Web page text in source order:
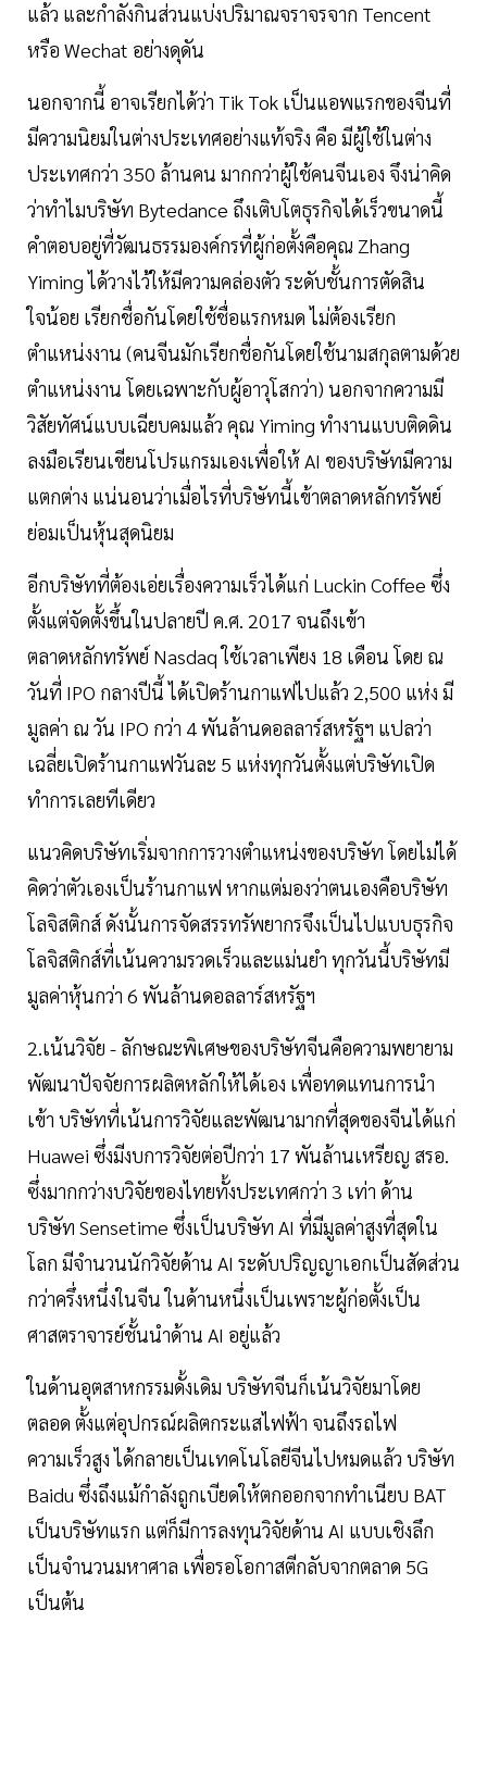
แล้ว และกำลังกินส่วนแบ่งปริมาณจราจรจาก Tencent
หรือ Wechat อย่างดุดัน
นอกจากนี้ อาจเรียกได้ว่า Tik Tok เป็นแอพแรกของจีนที่
มีความนิยมในต่างประเทศอย่างแท้จริง คือ มีผู้ใช้ในต่าง
ประเทศกว่า 350 ล้านคน มากกว่าผู้ใช้คนจีนเอง จึงน่าคิด
ว่าทำไมบริษัท Bytedance ถึงเติบโตธุรกิจได้เร็วขนาดนี้
คำตอบอยู่ที่วัฒนธรรมองค์กรที่ผู้ก่อตั้งคือคุณ Zhang
Yiming ได้วางไว้ให้มีความคล่องตัว ระดับชั้นการตัดสิน
ใจน้อย เรียกชื่อกันโดยใช้ชื่อแรกหมด ไม่ต้องเรียก
ตำแหน่งงาน (คนจีนมักเรียกชื่อกันโดยใช้นามสกุลตามด้วย
ตำแหน่งงาน โดยเฉพาะกับผู้อาวุโสกว่า) นอกจากความมี
วิสัยทัศน์แบบเฉียบคมแล้ว คุณ Yiming ทำงานแบบติดดิน
ลงมือเรียนเขียนโปรแกรมเองเพื่อให้ AI ของบริษัทมีความ
แตกต่าง แน่นอนว่าเมื่อไรที่บริษัทนี้เข้าตลาดหลักทรัพย์
ย่อมเป็นหุ้นสุดนิยม
อีกบริษัทที่ต้องเอ่ยเรื่องความเร็วได้แก่ Luckin Coffee ซึ่ง
ตั้งแต่จัดตั้งขึ้นในปลายปี ค.ศ. 2017 จนถึงเข้า
ตลาดหลักทรัพย์ Nasdaq ใช้เวลาเพียง 18 เดือน โดย ณ
วันที่ IPO กลางปีนี้ ได้เปิดร้านกาแฟไปแล้ว 2,500 แห่ง มี
มูลค่า ณ วัน IPO กว่า 4 พันล้านดอลลาร์สหรัฐฯ แปลว่า
เฉลี่ยเปิดร้านกาแฟวันละ 5 แห่งทุกวันตั้งแต่บริษัทเปิด
ทำการเลยทีเดียว
แนวคิดบริษัทเริ่มจากการวางตำแหน่งของบริษัท โดยไม่ได้
คิดว่าตัวเองเป็นร้านกาแฟ หากแต่มองว่าตนเองคือบริษัท
โลจิสติกส์ ดังนั้นการจัดสรรทรัพยากรจึงเป็นไปแบบธุรกิจ
โลจิสติกส์ที่เน้นความรวดเร็วและแม่นยำ ทุกวันนี้บริษัทมี
มูลค่าหุ้นกว่า 6 พันล้านดอลลาร์สหรัฐฯ
2.เน้นวิจัย - ลักษณะพิเศษของบริษัทจีนคือความพยายาม
พัฒนาปัจจัยการผลิตหลักให้ได้เอง เพื่อทดแทนการนำ
เข้า บริษัทที่เน้นการวิจัยและพัฒนามากที่สุดของจีนได้แก่
Huawei ซึ่งมีงบการวิจัยต่อปีกว่า 17 พันล้านเหรียญ สรอ.
ซึ่งมากกว่างบวิจัยของไทยทั้งประเทศกว่า 3 เท่า ด้าน
บริษัท Sensetime ซึ่งเป็นบริษัท AI ที่มีมูลค่าสูงที่สุดใน
โลก มีจำนวนนักวิจัยด้าน AI ระดับปริญญาเอกเป็นสัดส่วน
กว่าครึ่งหนึ่งในจีน ในด้านหนึ่งเป็นเพราะผู้ก่อตั้งเป็น
ศาสตราจารย์ชั้นนำด้าน AI อยู่แล้ว
ในด้านอุตสาหกรรมดั้งเดิม บริษัทจีนก็เน้นวิจัยมาโดย
ตลอด ตั้งแต่อุปกรณ์ผลิตกระแสไฟฟ้า จนถึงรถไฟ
ความเร็วสูง ได้กลายเป็นเทคโนโลยีจีนไปหมดแล้ว บริษัท
Baidu ซึ่งถึงแม้กำลังถูกเบียดให้ตกออกจากทำเนียบ BAT
เป็นบริษัทแรก แต่ก็มีการลงทุนวิจัยด้าน AI แบบเชิงลึก
เป็นจำนวนมหาศาล เพื่อรอโอกาสตีกลับจากตลาด 5G
เป็นต้น